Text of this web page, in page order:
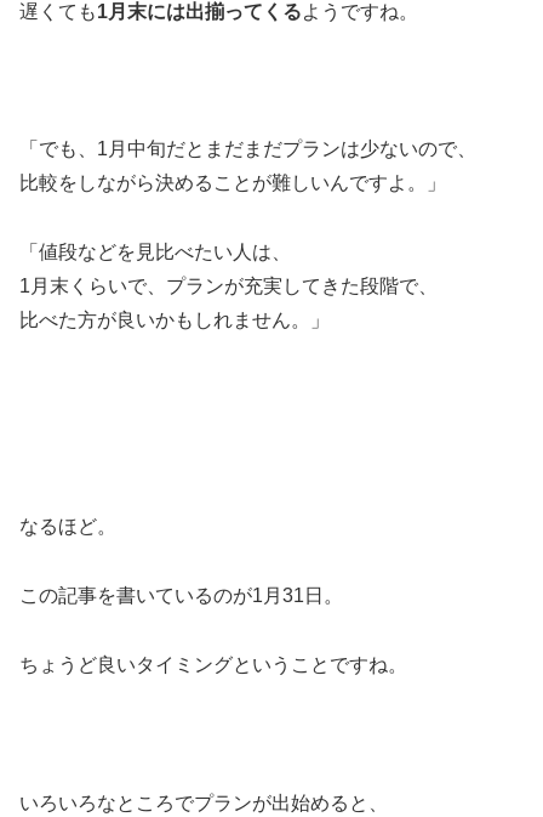
遅くても1月末には出揃ってくるようですね。
「でも、1月中旬だとまだまだプランは少ないので、
比較をしながら決めることが難しいんですよ。」
「値段などを見比べたい人は、
1月末くらいで、プランが充実してきた段階で、
比べた方が良いかもしれません。」
なるほど。
この記事を書いているのが1月31日。
ちょうど良いタイミングということですね。
いろいろなところでプランが出始めると、